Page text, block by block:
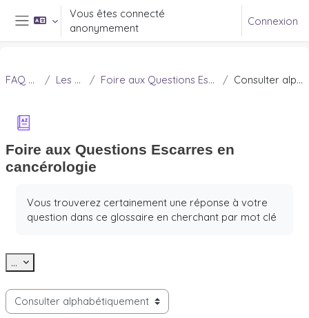
Passer au contenu principal
Panneau latéral
Vous êtes connecté
anonymement
Connexion
FAQ Douleur Les escarres Foire aux Questions Escarres en cancérologie Consulter alphabétiquement
Foire aux Questions Escarres en
cancérologie
Vous trouverez certainement une réponse à votre
question dans ce glossaire en cherchant par mot clé
... Exporter des articles
Consulter le glossaire à l’aide de cet index